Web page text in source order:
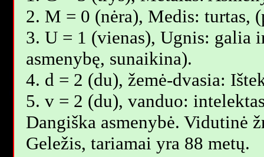
2. M = 0 (nėra), Medis: turtas,
3. U = 1 (vienas), Ugnis: galia
asmenybę, sunaikina).
4. d = 2 (du), žemė-dvasia:
5. v = 2 (du), vanduo:
Dangiška asmenybė. Vidutinė
Geležis, tariamai yra 88 metų.